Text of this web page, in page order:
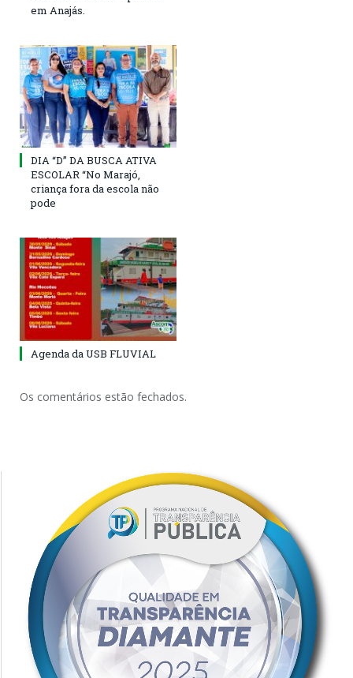
em Anajás.
DIA “D” DA BUSCA ATIVA
ESCOLAR “No Marajó,
criança fora da escola não
pode
Agenda da USB FLUVIAL
Os comentários estão fechados.